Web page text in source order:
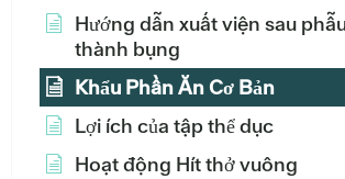
Hướng dẫn xuất viện sau
thành bụng
Khẩu Phần Ăn Cơ Bản
Lợi ích của tập thể dục
Hoạt động Hít thở vuông